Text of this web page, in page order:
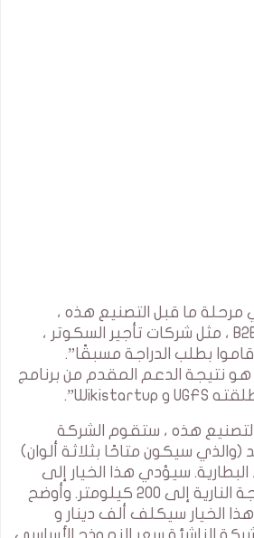
ما قبل التصنيع هذه ،
سنركز على عملاء B2B ، مثل شركات تأجير السكوتر ،
قاموا بطلب الدراجة مسبقًا”.
هو نتيجة الدعم المقدم من برنامج
هذه ، ستقوم الشركة
سيكون متاحًا بثلاثة ألوان)
سيؤدي هذا الخيار إلى
مضاعفة مدى الدراجة النارية إلى 200 كيلومتر. وأوضح
الخيار سيكلف ألف دينار و